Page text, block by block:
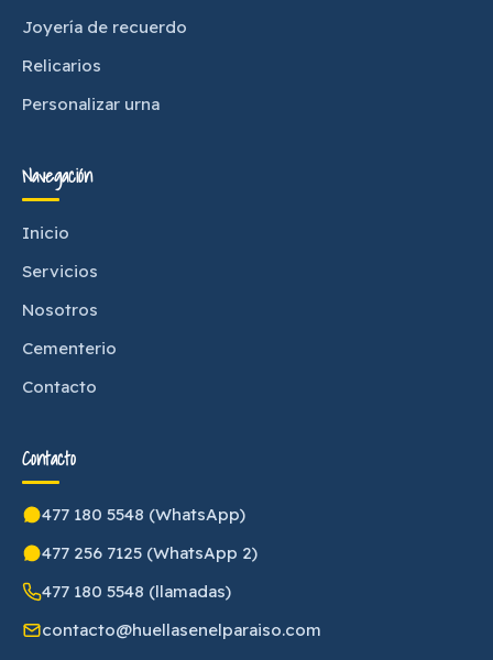
Joyería de recuerdo
Relicarios
Personalizar urna
Navegación
Inicio
Servicios
Nosotros
Cementerio
Contacto
Contacto
477 180 5548 (WhatsApp)
477 256 7125 (WhatsApp 2)
477 180 5548 (llamadas)
contacto@huellasenelparaiso.com